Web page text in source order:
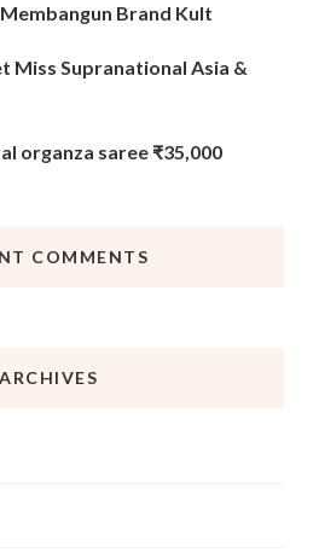
Brand Kult
Miss Supranational Asia &
organza saree ₹35,000
COMMENTS
ARCHIVES